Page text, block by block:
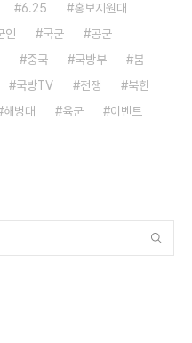
6.25
홍보지원대
인 국군
공군
중국 국방부
붐
국방TV 전쟁
북한
해병대 육군 이벤트